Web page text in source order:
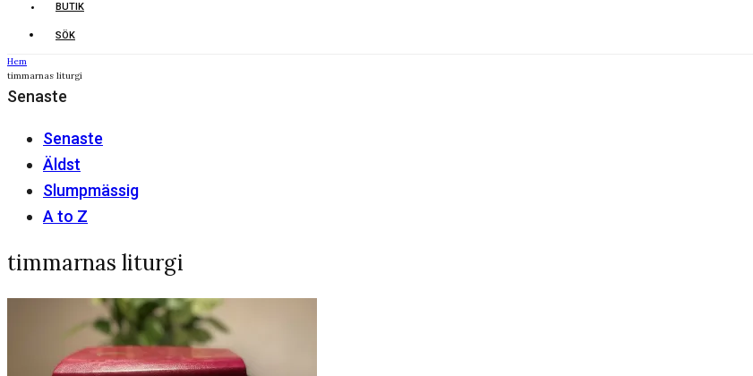
BUTIK
SÖK
Hem
timmarnas liturgi
Senaste
Senaste
Äldst
Slumpmässig
A to Z
timmarnas liturgi